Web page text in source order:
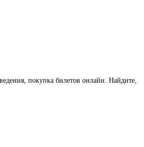
покупка билетов онлайн. Найдите,